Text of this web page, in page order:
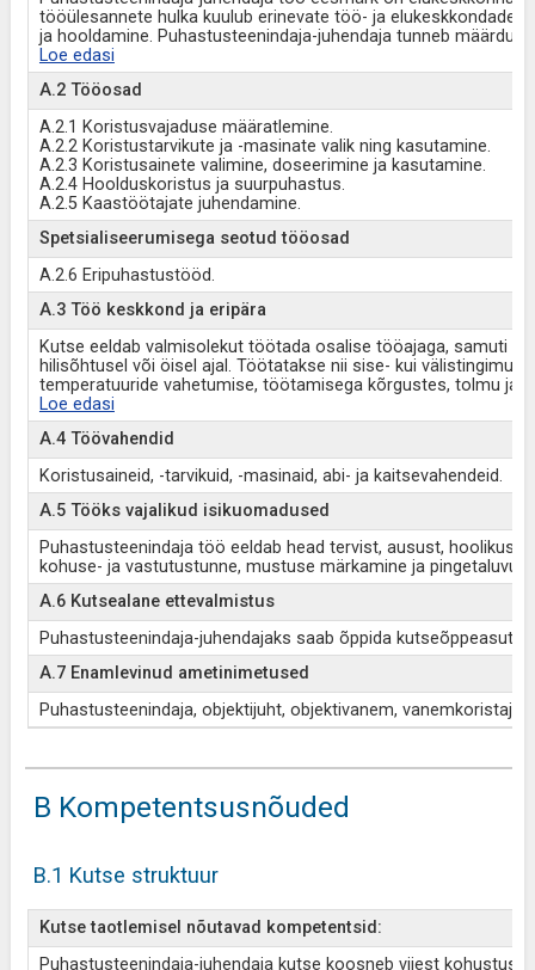
tööülesannete hulka kuulub erinevate töö- ja elukeskkondade
ja hooldamine. Puhastusteenindaja-juhendaja tunneb
Loe edasi
A.2 Tööosad
A.2.1 Koristusvajaduse määratlemine.
A.2.2 Koristustarvikute ja -masinate valik ning kasutamine.
A.2.3 Koristusainete valimine, doseerimine ja kasutamine.
A.2.4 Hoolduskoristus ja suurpuhastus.
A.2.5 Kaastöötajate juhendamine.
Spetsialiseerumisega seotud tööosad
A.2.6 Eripuhastustööd.
A.3 Töö keskkond ja eripära
Kutse eeldab valmisolekut töötada osalise tööajaga, samuti
hilisõhtusel või öisel ajal. Töötatakse nii sise- kui
temperatuuride vahetumise, töötamisega kõrgustes, tolmu ja
Loe edasi
A.4 Töövahendid
Koristusaineid, -tarvikuid, -masinaid, abi- ja kaitsevahendeid.
A.5 Tööks vajalikud isikuomadused
Puhastusteenindaja töö eeldab head tervist, ausust, hoolikust,
kohuse- ja vastutustunne, mustuse märkamine ja pingetaluvus.
A.6 Kutsealane ettevalmistus
Puhastusteenindaja-juhendajaks saab õppida
A.7 Enamlevinud ametinimetused
Puhastusteenindaja, objektijuht, objektivanem,
B Kompetentsusnõuded
B.1 Kutse struktuur
Kutse taotlemisel nõutavad kompetentsid:
Puhastusteenindaja-juhendaja kutse koosneb viiest